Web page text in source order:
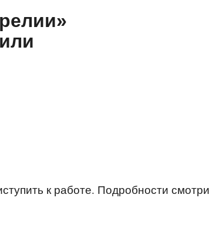
к работе. Подробности